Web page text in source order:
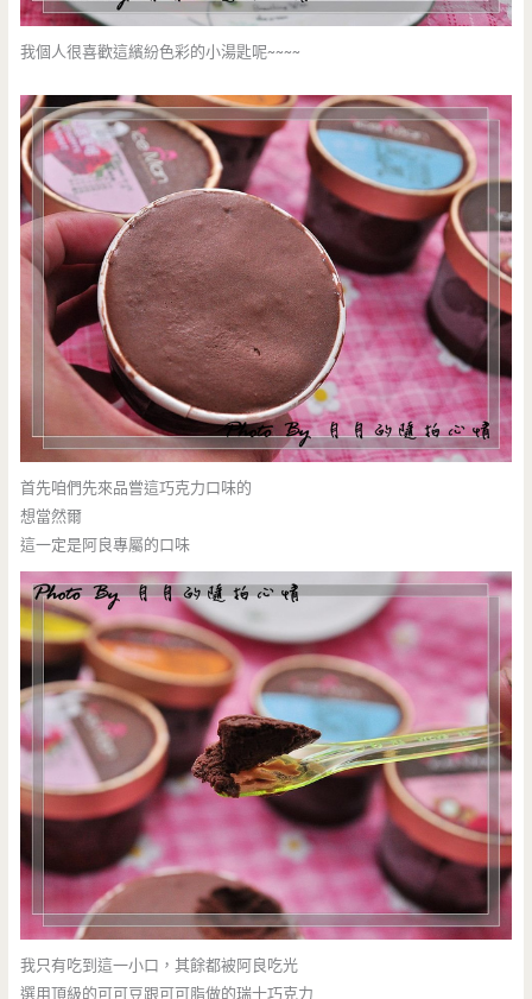
我個人很喜歡這繽紛色彩的小湯匙呢~~~~
首先咱們先來品嘗這巧克力口味的
想當然爾
這一定是阿良專屬的口味
我只有吃到這一小口，其餘都被阿良吃光
選用頂級的可可豆跟可可脂做的瑞士巧克力